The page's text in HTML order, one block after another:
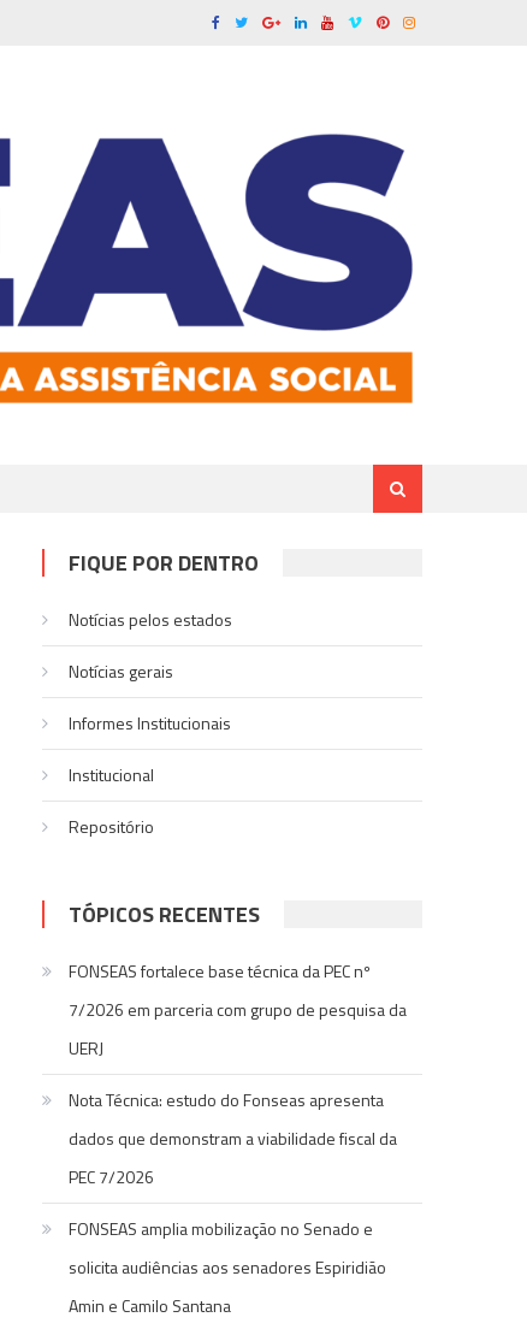
FIQUE POR DENTRO
Notícias pelos estados
Notí­cias gerais
Informes Institucionais
Institucional
Repositório
TÓPICOS RECENTES
FONSEAS fortalece base técnica da PEC nº
7/2026 em parceria com grupo de pesquisa da
UERJ
Nota Técnica: estudo do Fonseas apresenta
dados que demonstram a viabilidade fiscal da
PEC 7/2026
FONSEAS amplia mobilização no Senado e
solicita audiências aos senadores Espiridião
Amin e Camilo Santana